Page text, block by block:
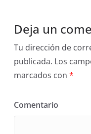
Deja un
Tu dirección de
publicada. Los
marcados con*
Comentario